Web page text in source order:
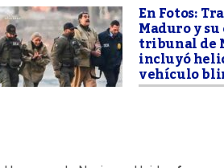
En Fotos:
Maduro y
tribunal de
incluyó
vehículo